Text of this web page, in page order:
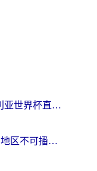
在国外怎么看美国 vs 澳大利亚世界杯直播？海外党必藏的中文解说观赛指南
在加拿大看抖音世界杯当前地区不可播放？海外党体育观赛终极指南